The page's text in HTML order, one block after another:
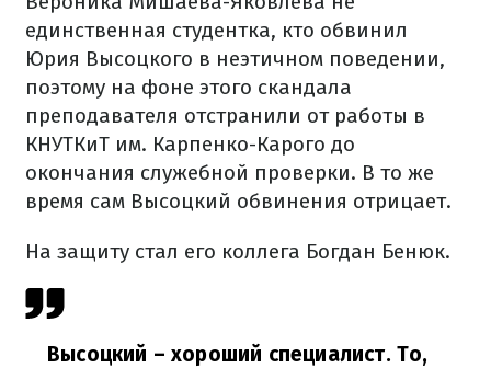
единственная студентка, кто обвинил
Юрия Высоцкого в неэтичном поведении,
поэтому на фоне этого скандала
преподавателя отстранили от работы в
КНУТКиТ им. Карпенко-Карого до
окончания служебной проверки. В то же
время сам Высоцкий обвинения отрицает.
На защиту стал его коллега Богдан Бенюк.
Высоцкий – хороший специалист. То,